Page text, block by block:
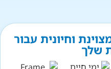
וחיונית עבור
שלך